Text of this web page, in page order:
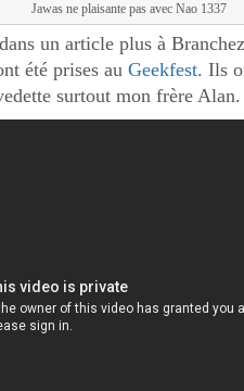
Jawas ne plaisante pas avec Nao 1337
un article plus à
été prises au Geekfest. Ils
surtout mon frère Alan.